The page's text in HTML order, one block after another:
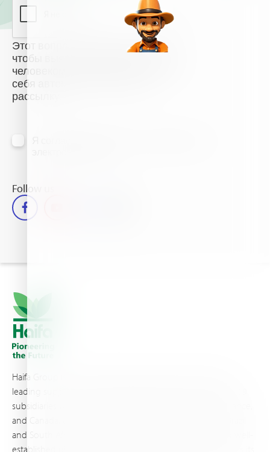
Этот вопрос задается для того,
чтобы выяснить, являетесь ли Вы
человеком или представляете из
себя автоматическую спам-
рассылку.
Follow us
Haifa Group is a multi-national corporation and a global
leading supplier of specialty fertilizers, operating through 19
subsidiaries worldwide, with production sites in Israel, France,
and Canada, as well as proprietary blending facilities in Brazil
and South Africa. Backed by extensive infrastructure and well-
established distribution and logistics networks, Haifa makes its